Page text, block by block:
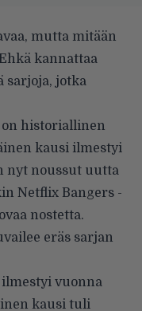
mutta mitään
kannattaa
sarjoja, jotka
on historiallinen
kausi ilmestyi
nyt noussut uutta
Netflix Bangers -
nostetta.
eräs sarjan
vuonna
kausi tuli